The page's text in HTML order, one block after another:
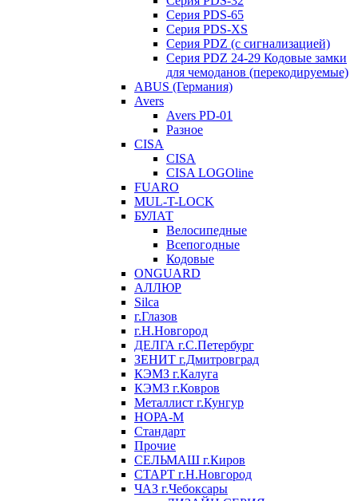
Серия PDS-65
Серия PDS-XS
Серия PDZ (с сигнализацией)
Серия PDZ 24-29 Кодовые замки
для чемоданов (перекодируемые)
ABUS (Германия)
Avers
Avers PD-01
Разное
CISA
CISA
CISA LOGOline
FUARO
MUL-T-LOCK
БУЛАТ
Велосипедные
Всепогодные
Кодовые
ONGUARD
АЛЛЮР
Silca
г.Глазов
г.Н.Новгород
ДЕЛГА г.С.Петербург
ЗЕНИТ г.Дмитровград
КЭМЗ г.Калуга
КЭМЗ г.Ковров
Металлист г.Кунгур
НОРА-М
Стандарт
Прочие
СЕЛЬМАШ г.Киров
СТАРТ г.Н.Новгород
ЧАЗ г.Чебоксары